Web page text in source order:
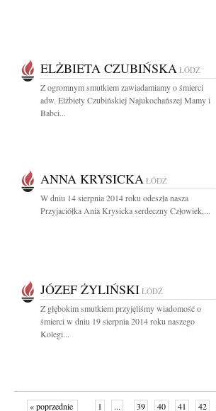
ELŻBIETA CZUBIŃSKA ŁÓDŹ
Z ogromnym smutkiem zawiadamiamy o śmierci
adw. Elżbiety Czubińskiej Najukochańszej Mamy i
Babci...
ANNA KRYSICKA ŁÓDŹ
W dniu 14 sierpnia 2014 roku odeszła nasza
Przyjaciółka Ania Krysicka serdeczny Człowiek,...
JÓZEF ŻYLIŃSKI ŁÓDŹ
Z głębokim smutkiem przyjęliśmy wiadomość o
śmierci w dniu 19 sierpnia 2014 roku naszego
Kolegi...
« poprzednie 1 ... 39 40 41 42